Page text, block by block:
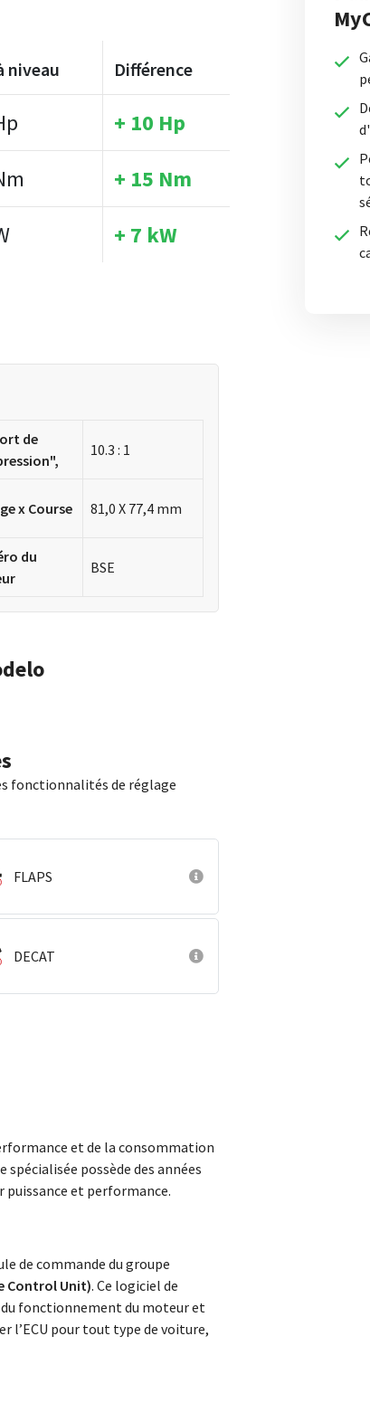
niveau Différence
+ 10 Hp
+ 15 Nm
+ 7 kW
de
10.3 : 1
x Course 81,0 X 77,4 mm
du
BSE
fonctionnalités de réglage
FLAPS
DECAT
et de la consommation
possède des années
et performance.
de commande du groupe
Control Unit). Ce logiciel de
fonctionnement du moteur et
l’ECU pour tout type de voiture,